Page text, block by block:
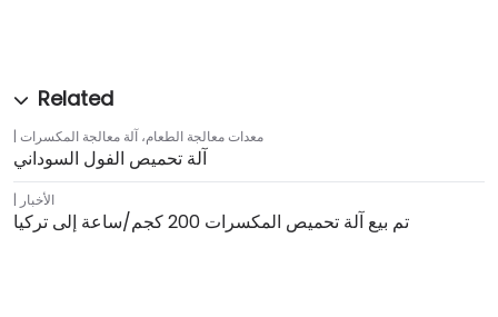
معدات معالجة الطعام،آلة معالجة المكسرات
آلة تحميص الفول السوداني
الأخبار
تم بيع آلة تحميص المكسرات 200 كجم/ساعة إلى تركيا